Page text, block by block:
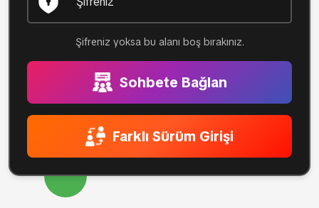
Şifreniz yoksa bu alanı boş bırakınız.
Sohbete Bağlan
Farklı Sürüm Girişi